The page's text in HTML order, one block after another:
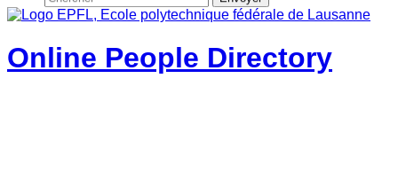
Online People Directory